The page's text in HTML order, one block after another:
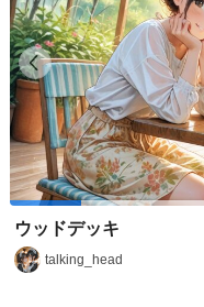
ウッドデッキ
talking_head